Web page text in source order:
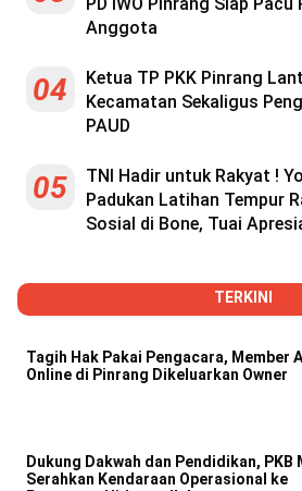
Anggota
04
Ketua TP PKK Pinrang
Kecamatan Sekaligus
PAUD
05
TNI Hadir untuk Rakyat !
Padukan Latihan Tempur
Sosial di Bone, Tuai
TERKINI
Tagih Hak Pakai Pengacara, Member
Online di Pinrang Dikeluarkan Owner
Dukung Dakwah dan Pendidikan, PKB
Serahkan Kendaraan Operasional ke